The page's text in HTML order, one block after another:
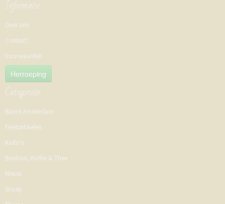
Informatie
Over ons
Contact
Voorwaarden
Herroeping
Categorieën
Blond Amsterdam
Feestartikelen
Kado's
Bonbon, Koffie & Thee
Nieuw
Snoep